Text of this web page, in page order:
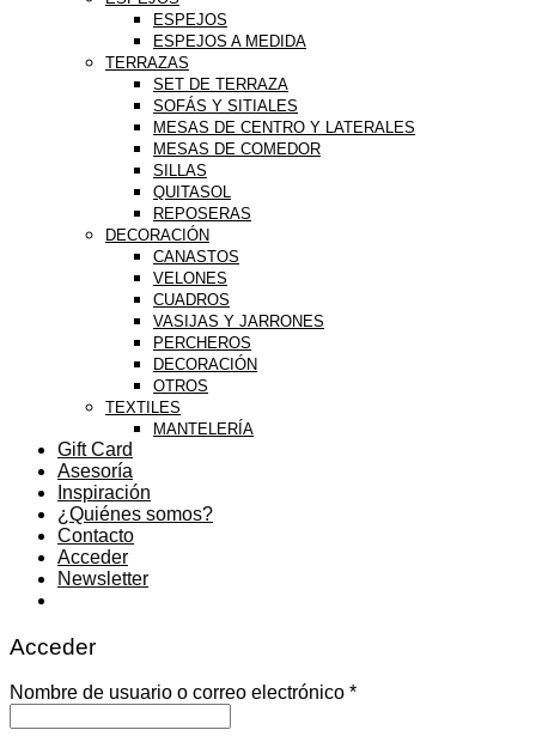
ESPEJOS
ESPEJOS A MEDIDA
TERRAZAS
SET DE TERRAZA
SOFÁS Y SITIALES
MESAS DE CENTRO Y LATERALES
MESAS DE COMEDOR
SILLAS
QUITASOL
REPOSERAS
DECORACIÓN
CANASTOS
VELONES
CUADROS
VASIJAS Y JARRONES
PERCHEROS
DECORACIÓN
OTROS
TEXTILES
MANTELERÍA
Gift Card
Asesoría
Inspiración
¿Quiénes somos?
Contacto
Acceder
Newsletter
Acceder
Nombre de usuario o correo electrónico *